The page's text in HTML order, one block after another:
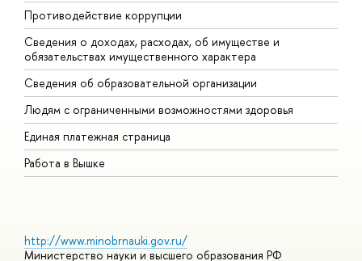
Противодействие коррупции
Сведения о доходах, расходах, об имуществе и
обязательствах имущественного характера
Сведения об образовательной организации
Людям с ограниченными возможностями здоровья
Единая платежная страница
Работа в Вышке
http://www.minobrnauki.gov.ru/
Министерство науки и высшего образования РФ